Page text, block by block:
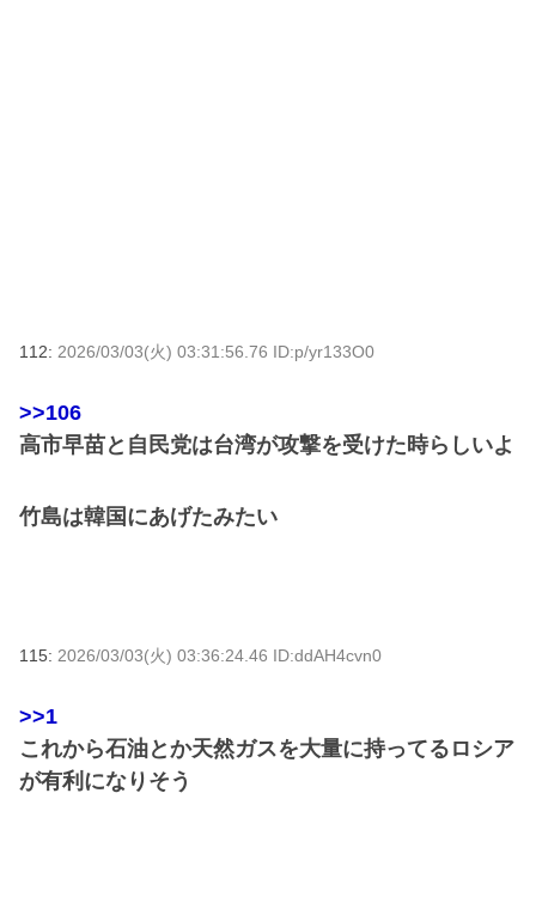
112: 2026/03/03(火) 03:31:56.76 ID:p/yr133O0
>>106
高市早苗と自民党は台湾が攻撃を受けた時らしいよ
竹島は韓国にあげたみたい
115: 2026/03/03(火) 03:36:24.46 ID:ddAH4cvn0
>>1
これから石油とか天然ガスを大量に持ってるロシア
が有利になりそう